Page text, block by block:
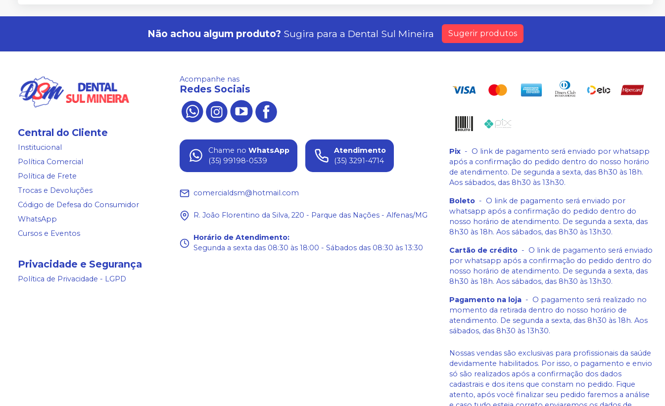
Não achou algum produto? Sugira para a Dental Sul Mineira Sugerir produtos
Central do Cliente
Institucional
Política Comercial
Política de Frete
Trocas e Devoluções
Código de Defesa do Consumidor
WhatsApp
Cursos e Eventos
Privacidade e Segurança
Política de Privacidade - LGPD
Acompanhe nas
Redes Sociais
Chame no WhatsApp
(35) 99198-0539
Atendimento
(35) 3291-4714
comercialdsm@hotmail.com
R. João Florentino da Silva, 220 - Parque das Nações - Alfenas/MG
Horário de Atendimento:
Segunda a sexta das 08:30 às 18:00 - Sábados das 08:30 às 13:30
Pix - O link de pagamento será enviado por whatsapp
após a confirmação do pedido dentro do nosso horário
de atendimento. De segunda a sexta, das 8h30 às 18h.
Aos sábados, das 8h30 às 13h30.
Boleto - O link de pagamento será enviado por
whatsapp após a confirmação do pedido dentro do
nosso horário de atendimento. De segunda a sexta, das
8h30 às 18h. Aos sábados, das 8h30 às 13h30.
Cartão de crédito - O link de pagamento será enviado
por whatsapp após a confirmação do pedido dentro do
nosso horário de atendimento. De segunda a sexta, das
8h30 às 18h. Aos sábados, das 8h30 às 13h30.
Pagamento na loja - O pagamento será realizado no
momento da retirada dentro do nosso horário de
atendimento. De segunda a sexta, das 8h30 às 18h. Aos
sábados, das 8h30 às 13h30.
Nossas vendas são exclusivas para profissionais da saúde
devidamente habilitados. Por isso, o pagamento e envio
só são realizados após a confirmação dos dados
cadastrais e dos itens que constam no pedido. Fique
atento, após você finalizar seu pedido faremos a análise